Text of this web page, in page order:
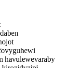
havulewevaraby